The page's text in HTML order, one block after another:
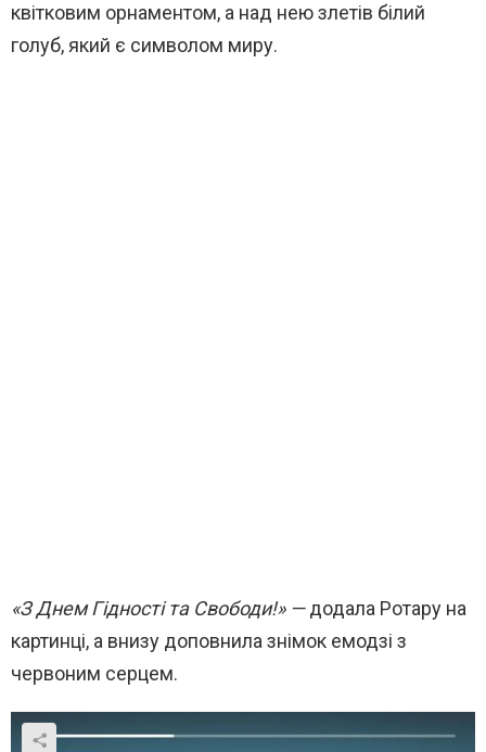
квітковим орнаментом, а над нею злетів білий
голуб, який є символом миру.
«З Днем Гідності та Свободи!» —додала Ротару на
картинці, а внизу доповнила знімок емодзі з
червоним серцем.